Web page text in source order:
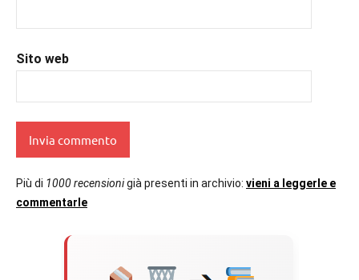
Sito web
Più di 1000 recensionigià presenti in archivio: vieni a leggerle e
commentarle